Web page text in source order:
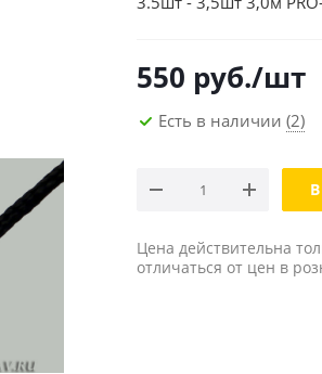
550 руб./шт
Есть в наличии (2)
Цена действительна
отличаться от цен в